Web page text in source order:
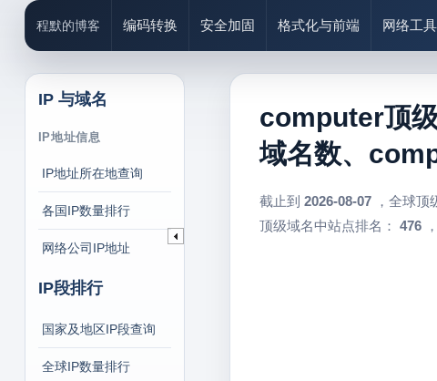
程默的博客 编码转换 安全加固 格式化与前端 网络工具
IP 与域名
IP地址信息
IP地址所在地查询
各国IP数量排行
网络公司IP地址
IP段排行
国家及地区IP段查询
全球IP数量排行
computer顶
域名数、
截止到 2026-08-07，全球顶
顶级域名中站点排名： 476